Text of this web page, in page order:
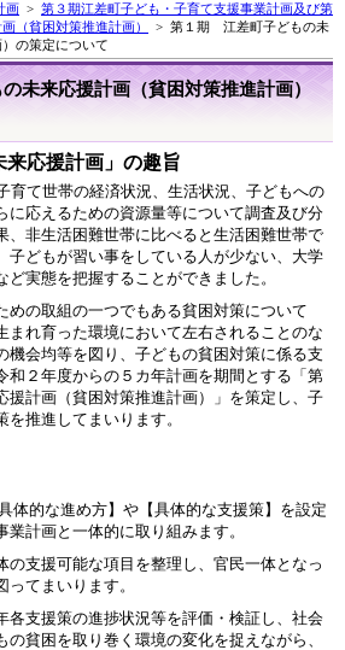
画 > 第３期江差町子ども・子育て支援事業計画及び第
（貧困対策推進計画）
> 第１期 江差町子どもの未
の策定について
未来応援計画（貧困対策推進計画）
来応援計画」の趣旨
育て世帯の経済状況、生活状況、子どもへの
に応えるための資源量等について調査及び分
、非生活困難世帯に比べると生活困難世帯で
子どもが習い事をしている人が少ない、大学
実態を把握することができました。
の取組の一つでもある貧困対策について
まれ育った環境において左右されることのな
機会均等を図り、子どもの貧困対策に係る支
和２年度からの５カ年計画を期間とする「第
援計画（貧困対策推進計画）」を策定し、子
推進してまいります。
体的な進め方】や【具体的な支援策】を設定
計画と一体的に取り組みます。
支援可能な項目を整理し、官民一体となっ
てまいります。
支援策の進捗状況等を評価・検証し、社会
貧困を取り巻く環境の変化を捉えながら、